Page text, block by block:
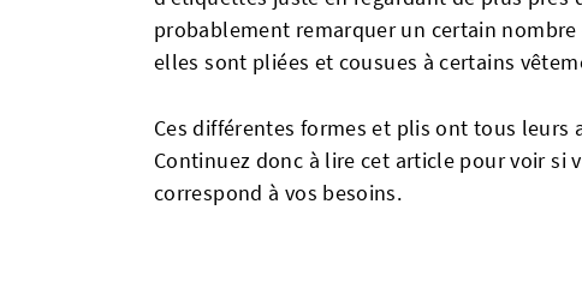
probablement remarquer un certain
elles sont pliées et cousues à certains
Ces différentes formes et plis ont tous leurs
Continuez donc à lire cet article pour voir si
correspond à vos besoins.